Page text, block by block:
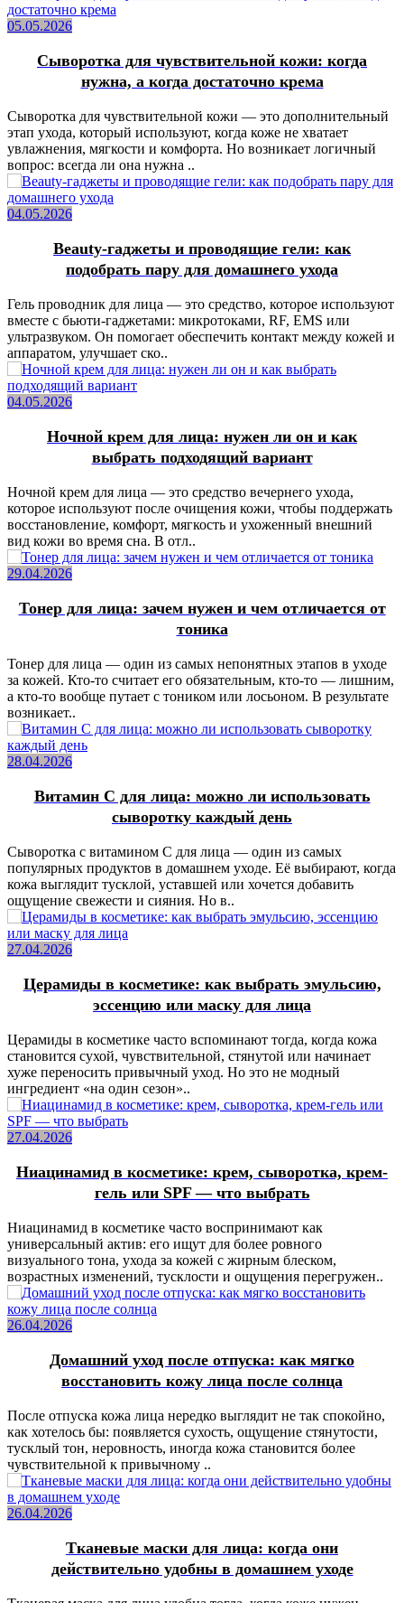
05.05.2026
Сыворотка для чувствительной кожи: когда
нужна, а когда достаточно крема
Сыворотка для чувствительной кожи — это дополнительный
этап ухода, который используют, когда коже не хватает
увлажнения, мягкости и комфорта. Но возникает логичный
вопрос: всегда ли она нужна ..
04.05.2026
Beauty-гаджеты и проводящие гели: как
подобрать пару для домашнего ухода
Гель проводник для лица — это средство, которое используют
вместе с бьюти-гаджетами: микротоками, RF, EMS или
ультразвуком. Он помогает обеспечить контакт между кожей и
аппаратом, улучшает ско..
04.05.2026
Ночной крем для лица: нужен ли он и как
выбрать подходящий вариант
Ночной крем для лица — это средство вечернего ухода,
которое используют после очищения кожи, чтобы поддержать
восстановление, комфорт, мягкость и ухоженный внешний
вид кожи во время сна. В отл..
29.04.2026
Тонер для лица: зачем нужен и чем отличается от
тоника
Тонер для лица — один из самых непонятных этапов в уходе
за кожей. Кто-то считает его обязательным, кто-то — лишним,
а кто-то вообще путает с тоником или лосьоном. В результате
возникает..
28.04.2026
Витамин C для лица: можно ли использовать
сыворотку каждый день
Сыворотка с витамином C для лица — один из самых
популярных продуктов в домашнем уходе. Её выбирают, когда
кожа выглядит тусклой, уставшей или хочется добавить
ощущение свежести и сияния. Но в..
27.04.2026
Церамиды в косметике: как выбрать эмульсию,
эссенцию или маску для лица
Церамиды в косметике часто вспоминают тогда, когда кожа
становится сухой, чувствительной, стянутой или начинает
хуже переносить привычный уход. Но это не модный
ингредиент «на один сезон»..
27.04.2026
Ниацинамид в косметике: крем, сыворотка, крем-
гель или SPF — что выбрать
Ниацинамид в косметике часто воспринимают как
универсальный актив: его ищут для более ровного
визуального тона, ухода за кожей с жирным блеском,
возрастных изменений, тусклости и ощущения перегружен..
26.04.2026
Домашний уход после отпуска: как мягко
восстановить кожу лица после солнца
После отпуска кожа лица нередко выглядит не так спокойно,
как хотелось бы: появляется сухость, ощущение стянутости,
тусклый тон, неровность, иногда кожа становится более
чувствительной к привычному ..
26.04.2026
Тканевые маски для лица: когда они
действительно удобны в домашнем уходе